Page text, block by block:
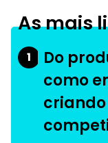
As mais
1
Do
como